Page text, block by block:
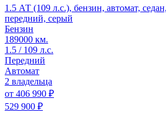
1.5 АТ (109 л.с.), бензин, автомат,
передний, серый
Бензин
189000 км.
1.5 / 109 л.с.
Передний
Автомат
2 владельца
от 406 990 ₽
529 900 ₽